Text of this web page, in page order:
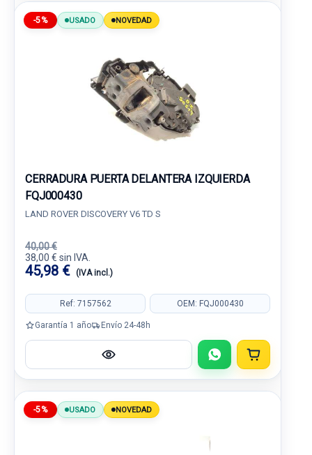
-5% USADO NOVEDAD
CERRADURA PUERTA DELANTERA IZQUIERDA
FQJ000430
LAND ROVER DISCOVERY V6 TD S
40,00 €
38,00 € sin IVA.
45,98 € (IVA incl.)
Ref: 7157562 OEM: FQJ000430
Garantía 1 año Envío 24-48h
-5% USADO NOVEDAD